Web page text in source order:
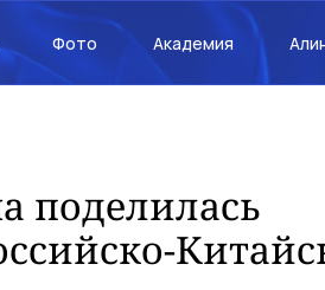
Фото Академия
поделилась